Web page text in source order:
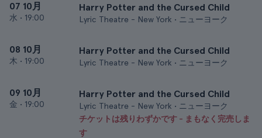
07 10月
水 • 19:00
Harry Potter and the Cursed Child
Lyric Theatre - New York • ニューヨーク
08 10月
木 • 19:00
Harry Potter and the Cursed Child
Lyric Theatre - New York • ニューヨーク
09 10月
金 • 19:00
Harry Potter and the Cursed Child
Lyric Theatre - New York • ニューヨーク
チケットは残りわずかです - まもなく完売しま
す